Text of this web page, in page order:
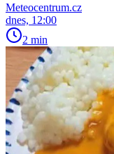
Meteocentrum.cz
dnes, 12:00
2 min